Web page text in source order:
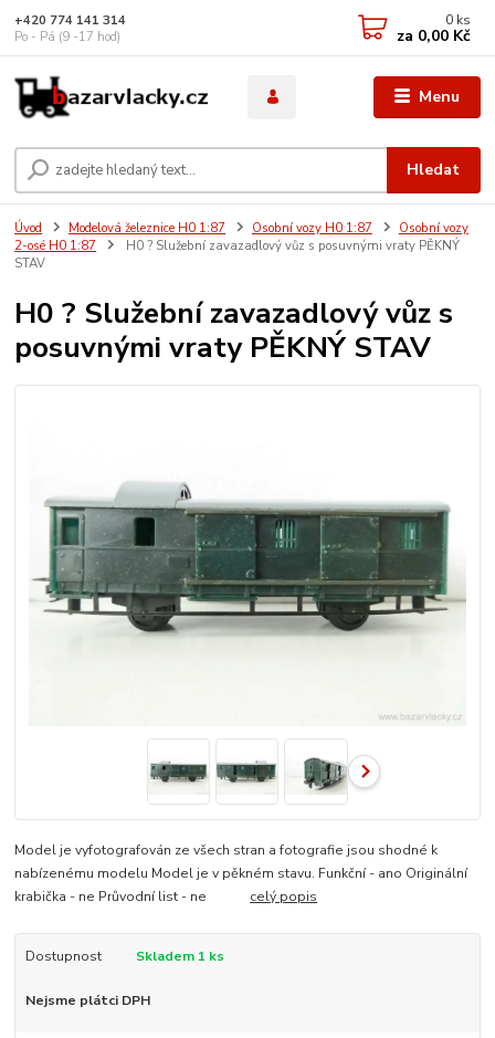
Menu
Hledat
+420 774 141 314
Po - Pá (9 -17 hod)
0 ks
za 0,00 Kč
Úvod Modelová železnice H0 1:87 Osobní vozy H0 1:87
Osobní vozy
2-osé H0 1:87
H0 ? Služební zavazadlový vůz s posuvnými vraty PĚKNÝ
STAV
H0 ? Služební zavazadlový vůz s
posuvnými vraty PĚKNÝ STAV
Model je vyfotografován ze všech stran a fotografie jsou shodné k
nabízenému modelu Model je v pěkném stavu. Funkční - ano Originální
krabička - ne Průvodní list - ne celý popis
Dostupnost Skladem 1 ks
Nejsme plátci DPH